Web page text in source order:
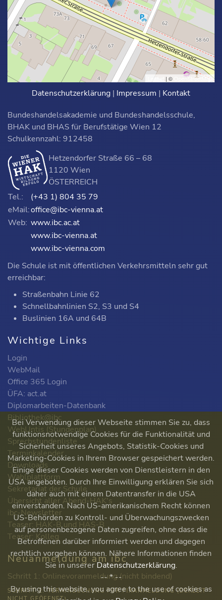
Leaflet | © OpenStreetMap
Datenschutzerklärung | Impressum | Kontakt
Bundeshandelsakademie und Bundeshandelsschule,
BHAK und BHAS für Berufstätige Wien 12
Schulkennzahl: 912458
Hetzendorfer Straße 66 – 68
1120 Wien
ÖSTERREICH
Tel.:
(+43 1) 804 35 79
eMail:office@ibc-vienna.at
Web: www.ibc.ac.at
www.ibc-vienna.at
www.ibc-vienna.com
Die Schule ist mit öffentlichen Verkehrsmitteln sehr gut
erreichbar:
Straßenbahn Linie 62
Schnellbahnlinien S2, S3 und S4
Buslinien 16A und 64B
Wichtige Links
Login
WebMail
Office 365 Login
ÜFA: act.at
Diplomarbeiten-Datenbank
Bibliothek@ibc
WebUntis (Stundenplan)
Sprechstundenliste
Terminkalender
Downloads
Wahlplattform
Sekretariat der Schule
Übersicht aller Abend-HAK's
ibc-Newsletter
Teaser: HAK-B und HAS-B
Teaser: Kolleg
Neuanmeldung am ibc
Schritt 1: Onlinevoranmeldung (nicht bindend)
SCHRITT 2: TERMINBUCHUNG FÜR FIXANMELDUNG (DERZEIT
Bei Verwendung dieser Webseite stimmen Sie zu, dass
funktionsnotwendige Cookies für die Funktionalität und
Sicherheit unseres Angebots, Statistik-Cookies und
Marketing-Cookies in Ihrem Browser gespeichert werden.
Einige dieser Cookies werden von Dienstleistern in den
USA angeboten. Durch Ihre Einwilligung erklären Sie sich
daher auch mit einem Datentransfer in die USA
einverstanden. Nach US-amerikanischem Recht können
US-Behörden zu Kontroll- und Überwachungszwecken
auf personenbezogene Daten zugreifen, ohne dass die
Betroffenen darüber informiert werden und dagegen
rechtlich vorgehen können. Nähere Informationen finden
Sie in unsererDatenschutzerklärung.
-- * --
By using this website, you agree to the use of cookies as